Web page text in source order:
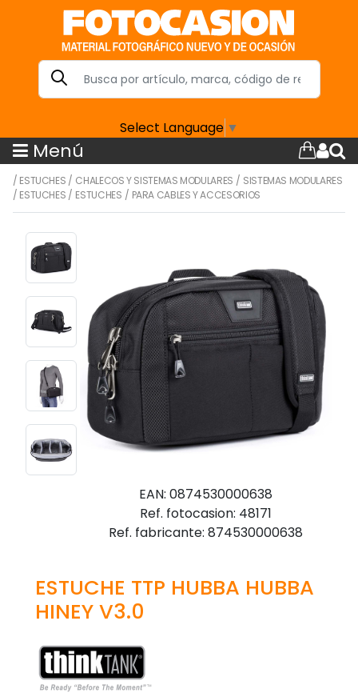
Select Language ▼
Menú
/ ESTUCHES / CHALECOS Y SISTEMAS MODULARES / SISTEMAS MODULARES
/ ESTUCHES / ESTUCHES / PARA CABLES Y ACCESORIOS
EAN: 0874530000638
Ref. fotocasion: 48171
Ref. fabricante: 874530000638
ESTUCHE TTP HUBBA HUBBA
HINEY V3.0